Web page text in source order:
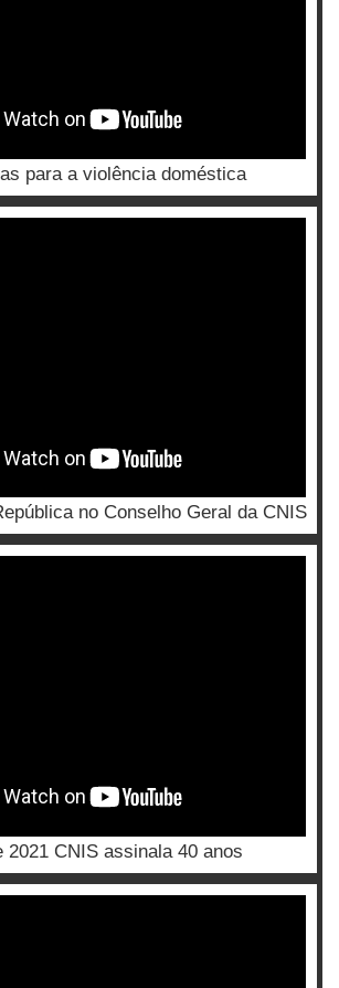
para a violência doméstica
no Conselho Geral da CNIS
2021 CNIS assinala 40 anos